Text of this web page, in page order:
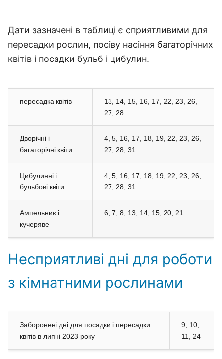
Дати зазначені в таблиці є сприятливими для
пересадки рослин, посіву насіння багаторічних
квітів і посадки бульб і цибулин.
пересадка квітів
13, 14, 15, 16, 17, 22, 23, 26,
27, 28
Дворічні і
багаторічні квіти
4, 5, 16, 17, 18, 19, 22, 23, 26,
27, 28, 31
Цибулинні і
бульбові квіти
4, 5, 16, 17, 18, 19, 22, 23, 26,
27, 28, 31
Ампельниє і
кучеряве
6, 7, 8, 13, 14, 15, 20, 21
Несприятливі дні для роботи
з кімнатними рослинами
Заборонені дні для посадки і пересадки
квітів в липні 2023 року
9, 10,
11, 24